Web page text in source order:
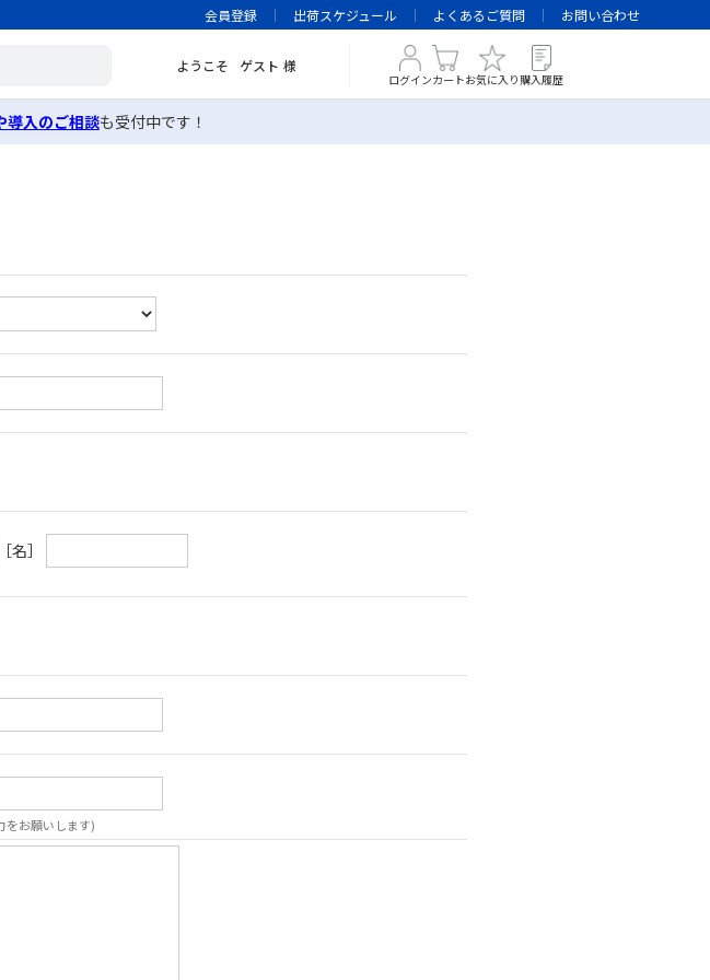
会員登録 出荷スケジュール よくあるご質問 お問い合わせ
ようこそ ゲスト 様
ログインカートお気に入り 購入履歴
導入のご相談も受付中です！
［名］
をお願いします)